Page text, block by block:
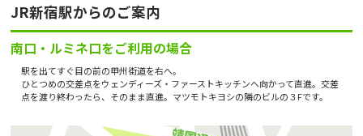
JR新宿駅からのご案内
南口・ルミネ口をご利用の場合
駅を出てすぐ目の前の甲州街道を右へ。
ひとつめの交差点をウェンディーズ・ファーストキッチンへ向かって直進。交差
点を渡り終わったら、そのまま直進。マツモトキヨシの隣のビルの３Fです。